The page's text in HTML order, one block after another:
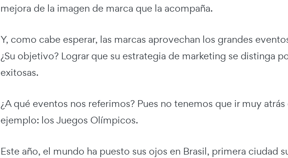
mejora de la imagen de marca que la acompaña.
Y, como cabe esperar, las marcas aprovechan los grandes
¿Su objetivo? Lograr que su estrategia de marketing se distinga
exitosas.
¿A qué eventos nos referimos? Pues no tenemos que ir muy
ejemplo: los Juegos Olímpicos.
Este año, el mundo ha puesto sus ojos en Brasil, primera ciudad